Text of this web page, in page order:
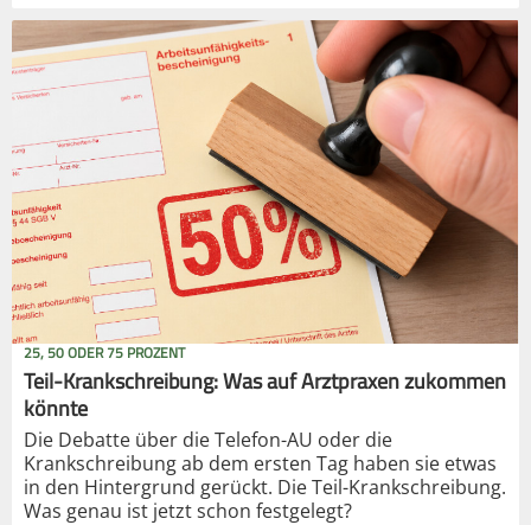
25, 50 ODER 75 PROZENT
Teil-Krankschreibung: Was auf Arztpraxen zukommen
könnte
Die Debatte über die Telefon-AU oder die
Krankschreibung ab dem ersten Tag haben sie etwas
in den Hintergrund gerückt. Die Teil-Krankschreibung.
Was genau ist jetzt schon festgelegt?